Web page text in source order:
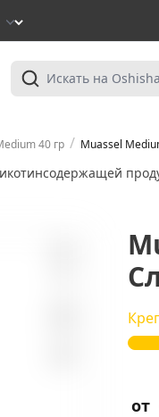
40 гр / Muassel
от